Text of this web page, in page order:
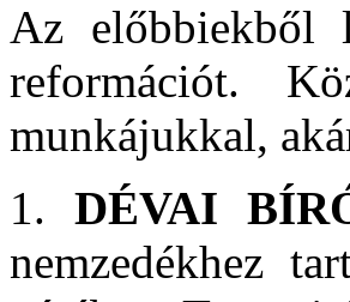
Az előbbiekből
reformációt.
munkájukkal,
1. DÉVAI
nemzedékhez